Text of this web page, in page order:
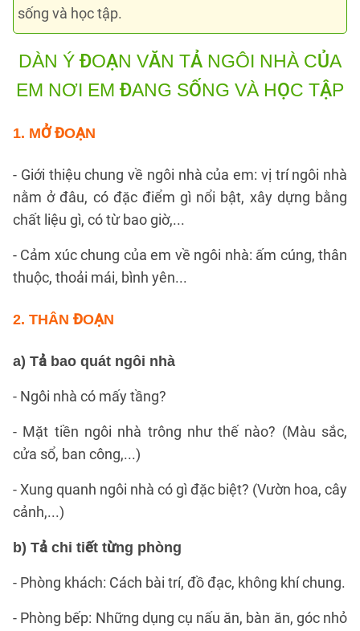
sống và học tập.
DÀN Ý ĐOẠN VĂN TẢ NGÔI NHÀ CỦA
EM NƠI EM ĐANG SỐNG VÀ HỌC TẬP
1. MỞ ĐOẠN
- Giới thiệu chung về ngôi nhà của em: vị trí ngôi nhà
nằm ở đâu, có đặc điểm gì nổi bật, xây dựng bằng
chất liệu gì, có từ bao giờ,...
- Cảm xúc chung của em về ngôi nhà: ấm cúng, thân
thuộc, thoải mái, bình yên...
2. THÂN ĐOẠN
a) Tả bao quát ngôi nhà
- Ngôi nhà có mấy tầng?
- Mặt tiền ngôi nhà trông như thế nào? (Màu sắc,
cửa sổ, ban công,...)
- Xung quanh ngôi nhà có gì đặc biệt? (Vườn hoa, cây
cảnh,...)
b) Tả chi tiết từng phòng
- Phòng khách: Cách bài trí, đồ đạc, không khí chung.
- Phòng bếp: Những dụng cụ nấu ăn, bàn ăn, góc nhỏ